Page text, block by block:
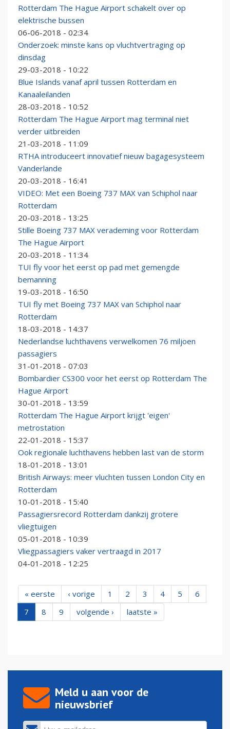
Rotterdam The Hague Airport schakelt over op
elektrische bussen
06-06-2018 - 02:34
Onderzoek: minste kans op vluchtvertraging op
dinsdag
29-03-2018 - 10:22
Blue Islands vanaf april tussen Rotterdam en
Kanaaleilanden
28-03-2018 - 10:52
Rotterdam The Hague Airport mag terminal niet
verder uitbreiden
21-03-2018 - 11:09
RTHA introduceert innovatief nieuw bagagesysteem
Vanderlande
20-03-2018 - 16:41
VIDEO: Met een Boeing 737 MAX van Schiphol naar
Rotterdam
20-03-2018 - 13:25
Stille Boeing 737 MAX verademing voor Rotterdam
The Hague Airport
20-03-2018 - 11:34
TUI fly voor het eerst op pad met gemengde
bemanning
19-03-2018 - 16:50
TUI fly met Boeing 737 MAX van Schiphol naar
Rotterdam
18-03-2018 - 14:37
Nederlandse luchthavens verwelkomen 76 miljoen
passagiers
31-01-2018 - 07:03
Bombardier CS300 voor het eerst op Rotterdam The
Hague Airport
30-01-2018 - 13:59
Rotterdam The Hague Airport krijgt 'eigen'
metrostation
22-01-2018 - 15:37
Ook regionale luchthavens hebben last van de storm
18-01-2018 - 13:01
British Airways: meer vluchten tussen London City en
Rotterdam
10-01-2018 - 15:40
Passagiersrecord Rotterdam dankzij grotere
vliegtuigen
05-01-2018 - 10:39
Vliegpassagiers vaker vertraagd in 2017
04-01-2018 - 12:25
« eerste ‹ vorige 1 2 3 4 5
6
7
8 9 volgende › laatste »
Meld u aan voor de
nieuwsbrief